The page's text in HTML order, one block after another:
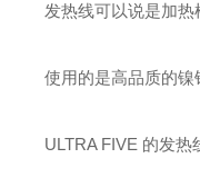
发热线可以说是加热
使用的是高品质的镍
ULTRA FIVE 的发热